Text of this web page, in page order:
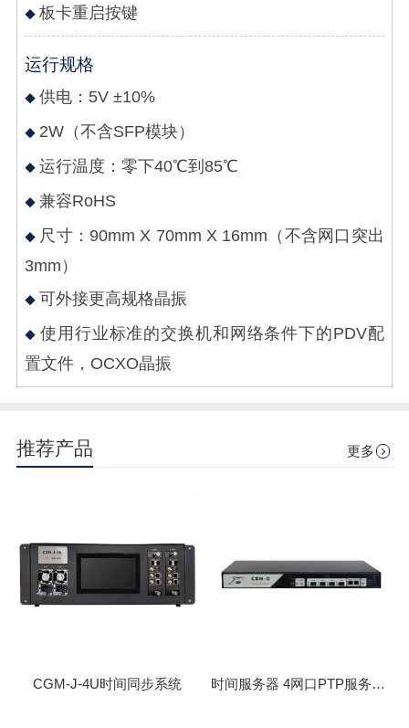
板卡重启按键
运行规格
供电：5V ±10%
2W（不含SFP模块）
运行温度：零下40℃到85℃
兼容RoHS
尺寸：90mm X 70mm X 16mm（不含网口突出
3mm）
可外接更高规格晶振
使用行业标准的交换机和网络条件下的PDV配
置文件，OCXO晶振
推荐产品 更多
CGM-J-4U时间同步系统 时间服务器 4网口PTP服务器 CBM-D-40